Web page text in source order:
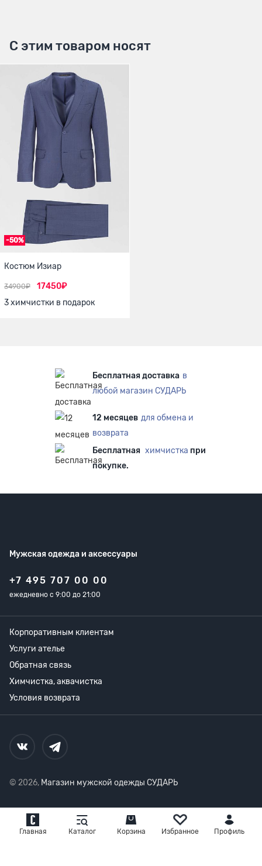
Главная Каталог Корзина Избранное Профиль
С этим товаром носят
-50%
Костюм Изиар
34900₽
17450₽
3 химчистки в подарок
Бесплатная доставка в
любой магазин СУДАРЬ
12 месяцев для обмена и
возврата
Бесплатная химчистка при
покупке.
Мужская одежда и аксессуары
+7 495 707 00 00
ежедневно с 9:00 до 21:00
Корпоративным клиентам
Услуги ателье
Обратная связь
Химчистка, аквачистка
Условия возврата
© 2026, Магазин мужской одежды СУДАРЬ